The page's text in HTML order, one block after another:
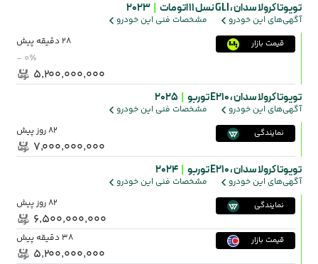
تویوتا کرولا سدان ،GLI نسل ۱۱ اتومات 2023
آگهی‌های این خودرو مشخصات فنی این خودرو
قیمت بازار 28 دقیقه پیش
- ۰٪
۵٬۲۰۰٬۰۰۰٬۰۰۰
تویوتا کرولا سدان ،E210 توربو 2025
آگهی‌های این خودرو مشخصات فنی این خودرو
نمایندگی 82 روز پیش
۷٬۰۰۰٬۰۰۰٬۰۰۰
تویوتا کرولا سدان ،E210 توربو 2024
آگهی‌های این خودرو مشخصات فنی این خودرو
نمایندگی 82 روز پیش
۶٬۵۰۰٬۰۰۰٬۰۰۰
قیمت بازار 38 دقیقه پیش
۵٬۲۰۰٬۰۰۰٬۰۰۰